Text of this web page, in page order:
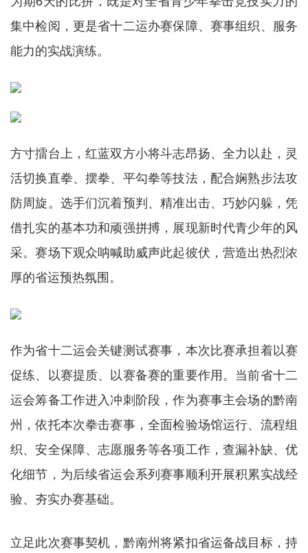
集中检阅，更是省十二运办赛保障、赛事组织、服务
能力的实战演练。
方寸擂台上，红蓝双方小将斗志昂扬、全力以赴，灵
活切换直拳、摆拳、平勾拳等技法，配合娴熟步法攻
防周旋。选手们沉着预判、精准出击、巧妙闪躲，凭
借扎实的基本功和顽强拼搏，展现新时代青少年的风
采。赛场下观众呐喊助威声此起彼伏，营造出热烈浓
厚的省运预热氛围。
作为省十二运会关键测试赛事，本次比赛承担着以赛
促练、以赛提质、以赛备赛的重要作用。当前省十二
运会筹备工作进入冲刺阶段，作为赛事主会场的黔南
州，依托本次拳击赛事，全面检验场馆运行、流程组
织、安全保障、志愿服务等各项工作，查漏补缺、优
化细节，为后续省运会系列赛事顺利开展积累实战经
验、夯实办赛基础。
立足此次赛事契机，黔南州将紧扣省运备战目标，持